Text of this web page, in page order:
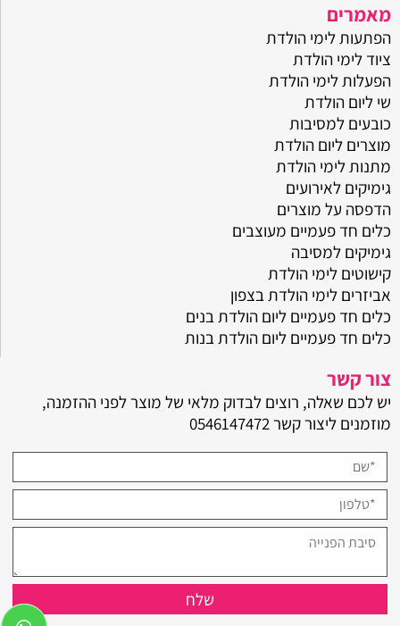
מאמרים
הפתעות לימי הולדת
ציוד לימי הולדת
הפעלות לימי הולדת
שי ליום הולדת
כובעים למסיבות
מוצרים ליום הולדת
מתנות לימי הולדת
גימיקים לאירועים
הדפסה על מוצרים
כלים חד פעמיים מעוצבים
גימיקים למסיבה
קישוטים לימי הולדת
אביזרים לימי הולדת בצפון
כלים חד פעמיים ליום הולדת בנים
כלים חד פעמיים ליום הולדת בנות
צור קשר
יש לכם שאלה, רוצים לבדוק מלאי של מוצר לפני ההזמנה,
מוזמנים ליצור קשר0546147472